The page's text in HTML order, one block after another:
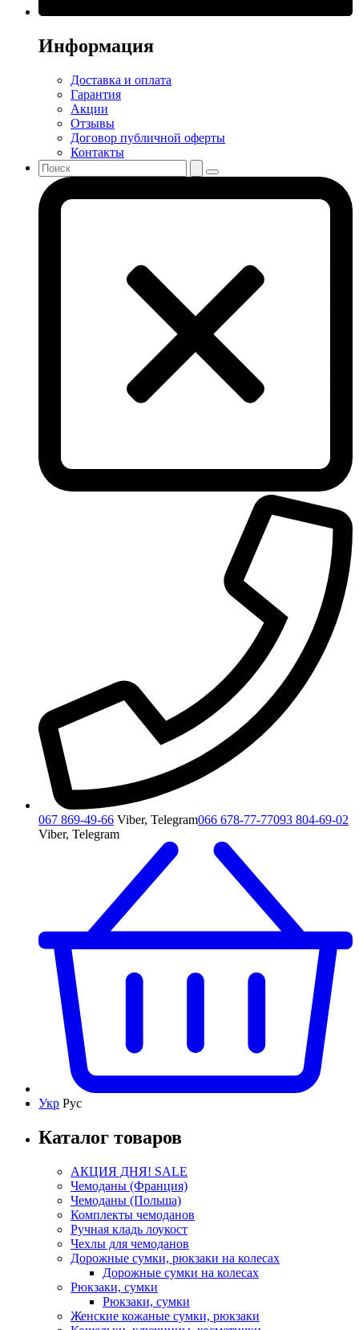
Информация
Доставка и оплата
Гарантия
Акции
Отзывы
Договор публичной оферты
Контакты
067 869-49-66 Viber, Telegram066 678-77-77093 804-69-02
Viber, Telegram
Укр Рус
Каталог товаров
АКЦИЯ ДНЯ! SALE
Чемоданы (Франция)
Чемоданы (Польша)
Комплекты чемоданов
Ручная кладь лоукост
Чехлы для чемоданов
Дорожные сумки, рюкзаки на колесах
Дорожные сумки на колесах
Рюкзаки, сумки
Рюкзаки, сумки
Женские кожаные сумки, рюкзаки